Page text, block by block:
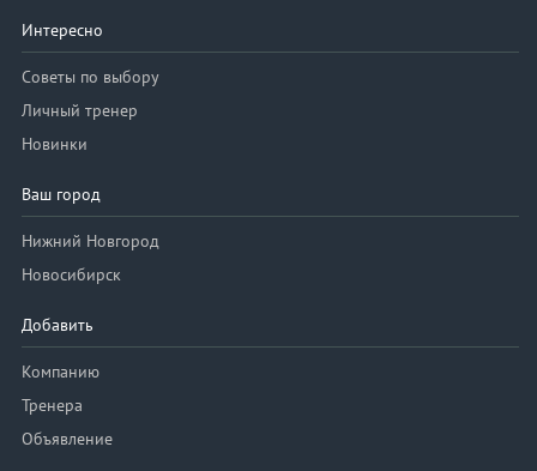
Интересно
Советы по выбору
Личный тренер
Новинки
Ваш город
Нижний Новгород
Новосибирск
Добавить
Компанию
Тренера
Объявление